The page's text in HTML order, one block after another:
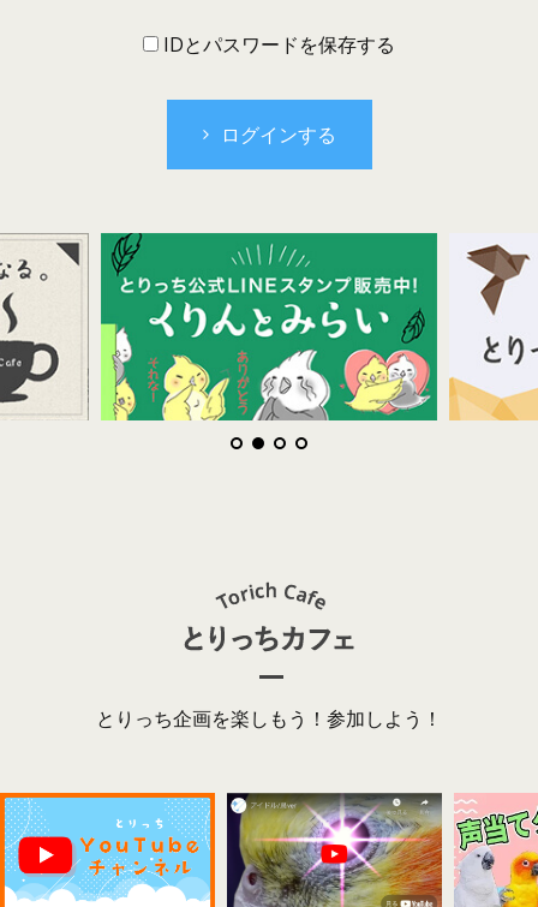
IDとパスワードを保存する
ログインする
とりっち企画を楽しもう！参加しよう！